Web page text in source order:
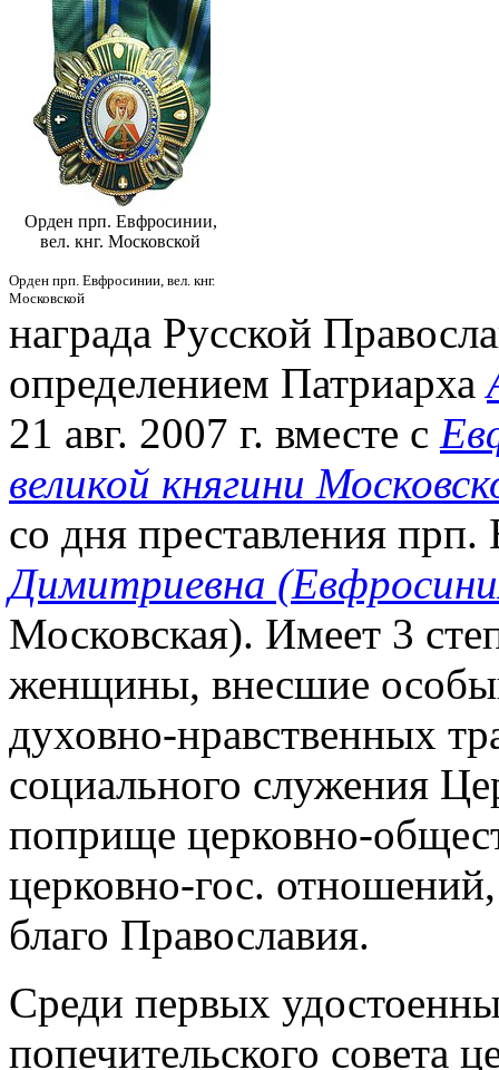
Орден прп. Евфросинии,
вел. кнг. Московской
Орден прп. Евфросинии, вел. кнг.
Московской
награда Русской
определением Патриарха
21 авг. 2007 г. вместе с
великой княгини
со дня преставления
Димитриевна
Московская). Имеет 3
женщины, внесшие
духовно-нравственных
социального служения
поприще церковно-
церковно-гос.
благо Православия.
Среди первых
попечительского совета